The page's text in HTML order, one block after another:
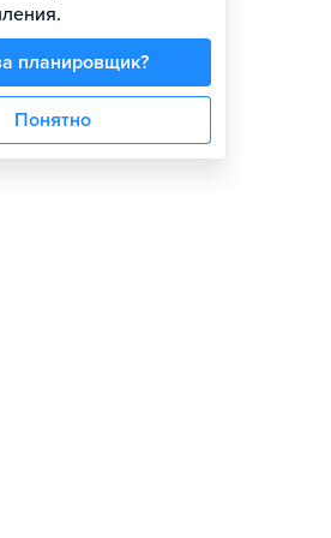
планировщик?
Понятно